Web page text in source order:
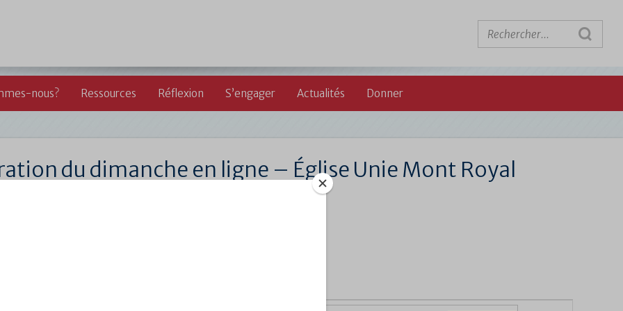
nous? Ressources Réflexion S’engager Actualités Donner
du dimanche en ligne – Église Unie Mont Royal